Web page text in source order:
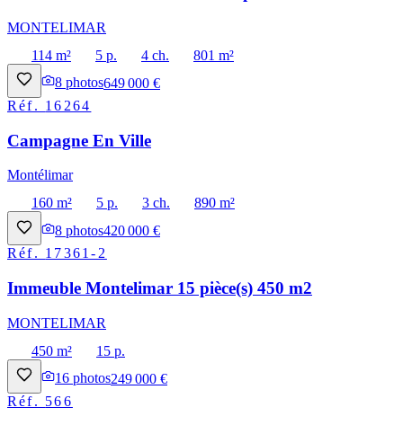
MONTELIMAR
114 m²
5 p. 4 ch.
801 m²
8 photos649 000 €
Réf. 16264
Campagne En Ville
Montélimar
160 m²
5 p. 3 ch.
890 m²
8 photos420 000 €
Réf. 17361-2
Immeuble Montelimar 15 pièce(s) 450 m2
MONTELIMAR
450 m²
15 p.
16 photos249 000 €
Réf. 566